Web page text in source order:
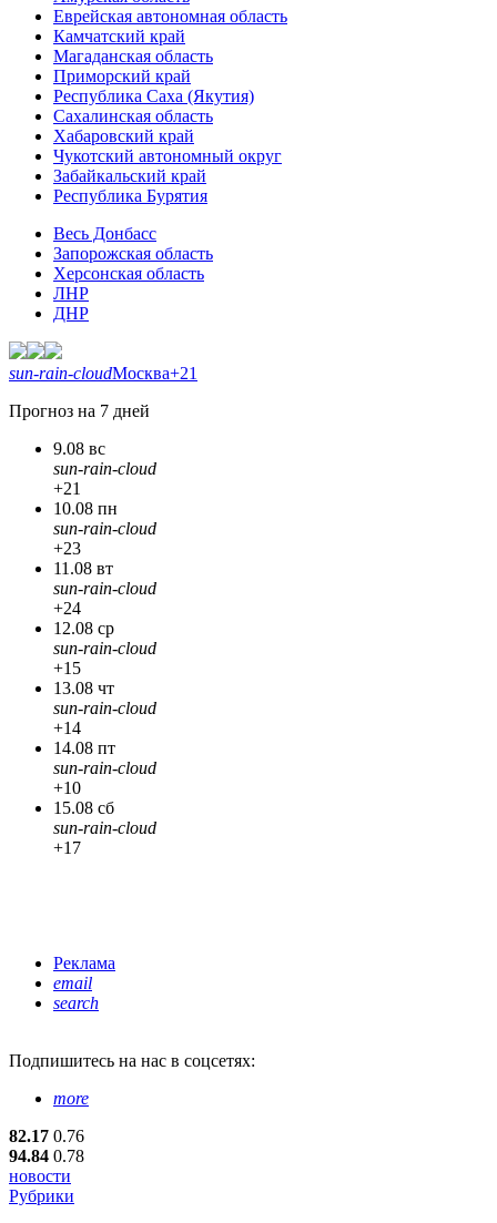
Еврейская автономная область
Камчатский край
Магаданская область
Приморский край
Республика Саха (Якутия)
Сахалинская область
Хабаровский край
Чукотский автономный округ
Забайкальский край
Республика Бурятия
Весь Донбасс
Запорожская область
Херсонская область
ЛНР
ДНР
sun-rain-cloudМосква+21
Прогноз на 7 дней
9.08 вс
sun-rain-cloud
+21
10.08 пн
sun-rain-cloud
+23
11.08 вт
sun-rain-cloud
+24
12.08 ср
sun-rain-cloud
+15
13.08 чт
sun-rain-cloud
+14
14.08 пт
sun-rain-cloud
+10
15.08 сб
sun-rain-cloud
+17
Реклама
email
search
Подпишитесь на нас в соцсетях:
more
82.17 0.76
94.84 0.78
новости
Рубрики